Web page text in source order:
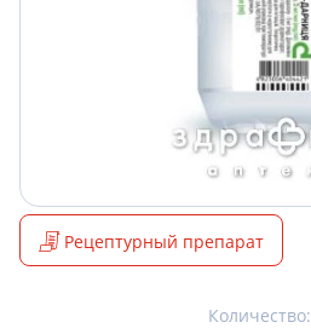
Рецептурный препарат
Количество: